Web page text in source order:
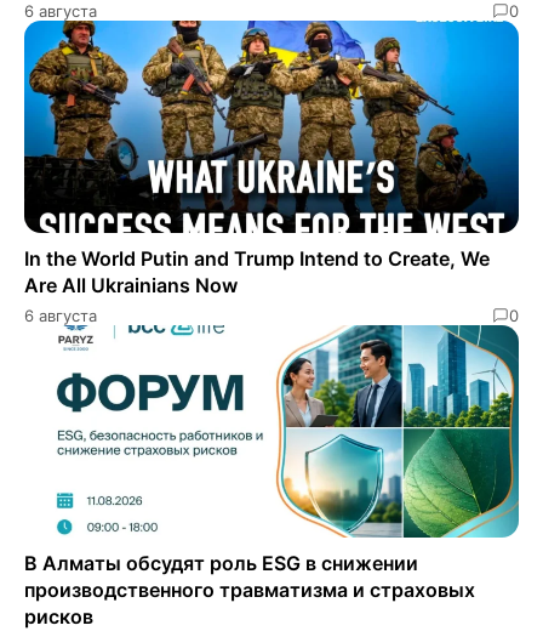
6 августа 0
In the World Putin and Trump Intend to Create, We
Are All Ukrainians Now
6 августа 0
В Алматы обсудят роль ESG в снижении
производственного травматизма и страховых
рисков